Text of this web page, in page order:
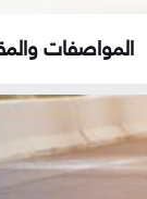
المواصفات